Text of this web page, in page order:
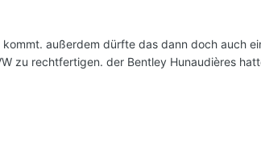
außerdem dürfte das dann doch auch
zu rechtfertigen. der Bentley Hunaudières